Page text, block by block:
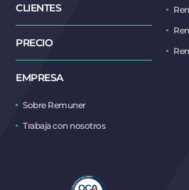
CLIENTES
PRECIO
EMPRESA
Sobre Remuner
Trabaja con nosotros